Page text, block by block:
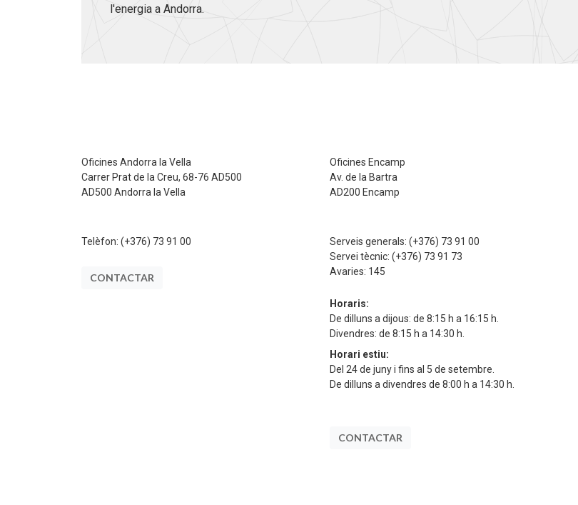
l'energia a Andorra.
Oficines Andorra la Vella
Carrer Prat de la Creu, 68-76 AD500
AD500 Andorra la Vella
Telèfon: (+376) 73 91 00
CONTACTAR
Oficines Encamp
Av. de la Bartra
AD200 Encamp
Serveis generals:(+376) 73 91 00
Servei tècnic:(+376) 73 91 73
Avaries: 145
Horaris:
De dilluns a dijous: de 8:15 h a 16:15 h.
Divendres: de 8:15 h a 14:30 h.
Horari estiu:
Del 24 de juny i fins al 5 de setembre.
De dilluns a divendres de 8:00 h a 14:30 h.
CONTACTAR